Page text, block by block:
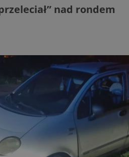
nad rondem